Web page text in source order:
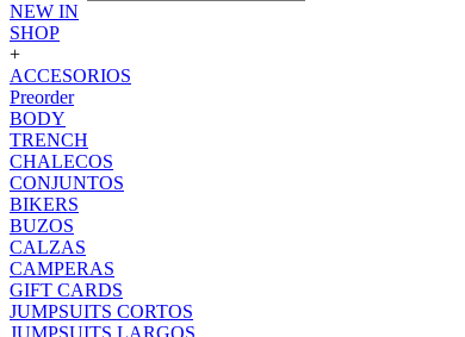
NEW IN
SHOP
+
ACCESORIOS
Preorder
BODY
TRENCH
CHALECOS
CONJUNTOS
BIKERS
BUZOS
CALZAS
CAMPERAS
GIFT CARDS
JUMPSUITS CORTOS
JUMPSUITS LARGOS